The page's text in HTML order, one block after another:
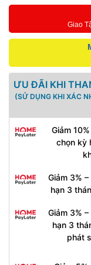
Giao
ƯU ĐÃI KHI
(SỬ DỤNG KHI XÁC
Giảm
chọn kỳ
Giảm 3%
hạn 3
Giảm 3%
hạn 3
phát